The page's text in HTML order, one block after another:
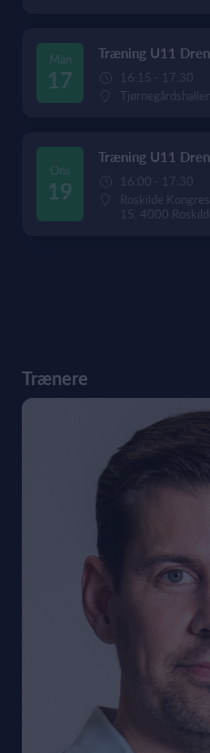
Man
17
Træning U11
16:15 - 17:30
Ons
19
Træning U11
16:00 - 17:30
Roskilde
15, 4000
Trænere